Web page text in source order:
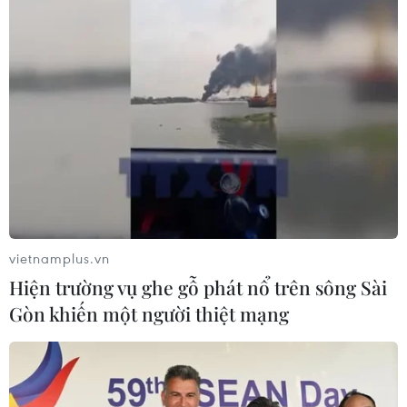
vietnamplus.vn
Hiện trường vụ ghe gỗ phát nổ trên sông Sài
Gòn khiến một người thiệt mạng